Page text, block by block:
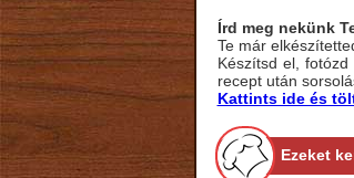
Írd meg nekünk
Te már
Készítsd el,
recept után
Kattints ide és
Ezeket